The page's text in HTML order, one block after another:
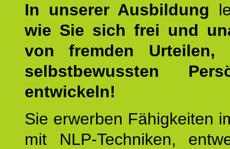
In unserer Ausbildung
wie Sie sich frei und
von fremden Urteilen,
selbstbewussten
entwickeln!
Sie erwerben Fähigkeiten
mit NLP-Techniken,